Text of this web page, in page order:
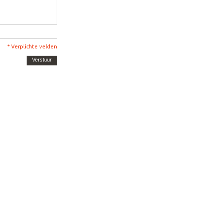
* Verplichte velden
Verstuur